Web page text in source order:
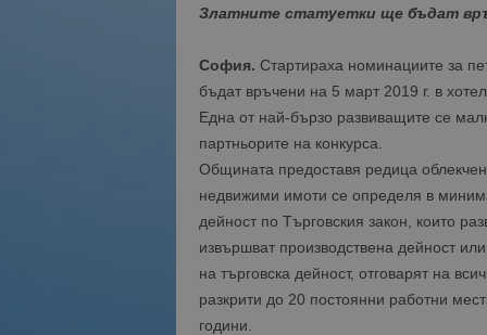
Златните статуетки ще бъдат
София. Стартираха номинациите за
бъдат връчени на 5 март 2019 г. в
Една от най-бързо развиващите се
партньорите на конкурса.
Общината предоставя редица
недвижими имоти се определя в
дейност по Търговския закон, които
извършват производствена дейност
на търговска дейност, отговарят на
разкрити до 20 постоянни работни
години.